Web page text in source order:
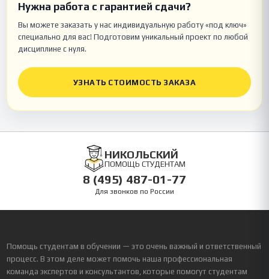
Нужна работа с гарантией сдачи?
Вы можете заказать у нас индивидуальную работу «под ключ»
специально для вас! Подготовим уникальный проект по любой
дисциплине с нуля.
УЗНАТЬ СТОИМОСТЬ ЗАКАЗА
НИКОЛЬСКИЙ
ПОМОЩЬ СТУДЕНТАМ
8 (495) 487-01-77
Для звонков по России
Помощь студентам в обучении — это очень важный и ответственный
процесс. В этом деле может помочь наша профессиональная
команда экспертов и консультантов, которые помогут студентам